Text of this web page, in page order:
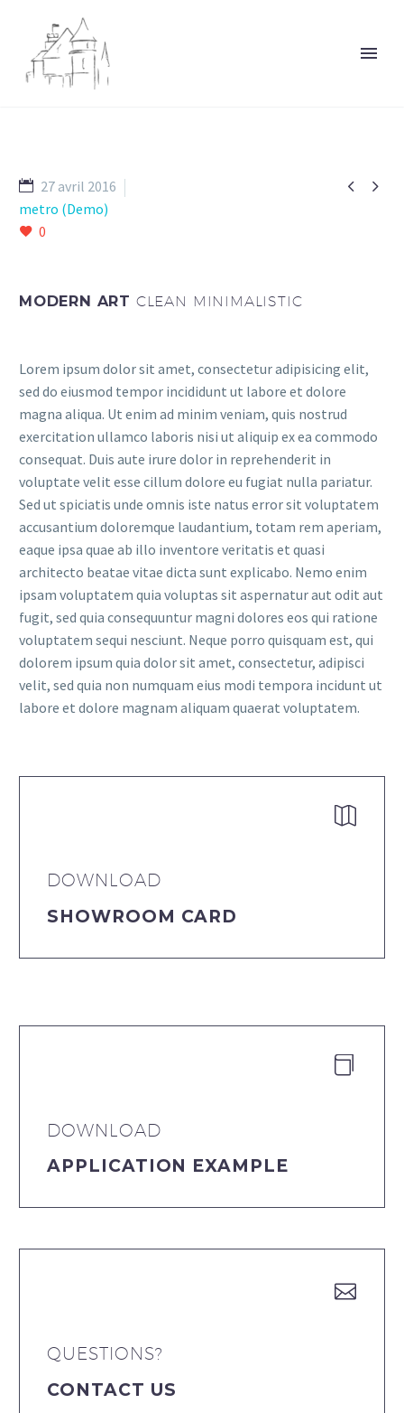
 
27 avril 2016
metro (Demo)
0
MODERN ART CLEAN MINIMALISTIC
Lorem ipsum dolor sit amet, consectetur adipisicing elit,
sed do eiusmod tempor incididunt ut labore et dolore
magna aliqua. Ut enim ad minim veniam, quis nostrud
exercitation ullamco laboris nisi ut aliquip ex ea commodo
consequat. Duis aute irure dolor in reprehenderit in
voluptate velit esse cillum dolore eu fugiat nulla pariatur.
Sed ut spiciatis unde omnis iste natus error sit voluptatem
accusantium doloremque laudantium, totam rem aperiam,
eaque ipsa quae ab illo inventore veritatis et quasi
architecto beatae vitae dicta sunt explicabo. Nemo enim
ipsam voluptatem quia voluptas sit aspernatur aut odit aut
fugit, sed quia consequuntur magni dolores eos qui ratione
voluptatem sequi nesciunt. Neque porro quisquam est, qui
dolorem ipsum quia dolor sit amet, consectetur, adipisci
velit, sed quia non numquam eius modi tempora incidunt ut
labore et dolore magnam aliquam quaerat voluptatem.


DOWNLOAD
SHOWROOM CARD


DOWNLOAD
APPLICATION EXAMPLE


QUESTIONS?
CONTACT US